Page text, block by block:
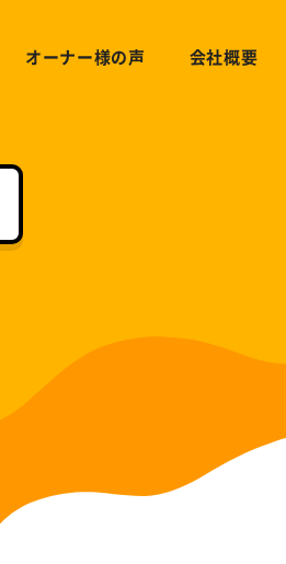
オーナー様の声 会社概要